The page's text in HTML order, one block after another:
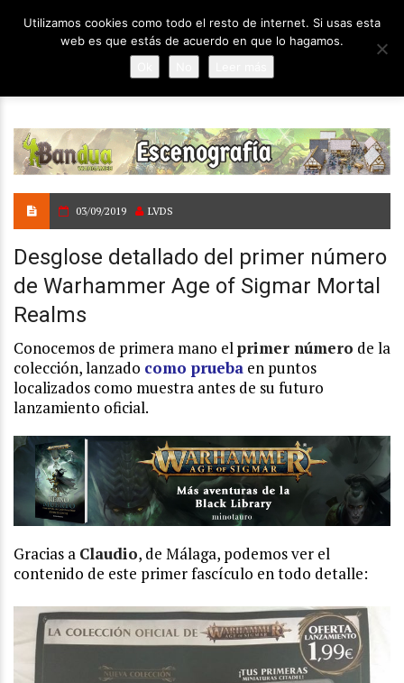
03/09/2019 LVDS
Desglose detallado del primer número
de Warhammer Age of Sigmar Mortal
Realms
Conocemos de primera mano elprimer número de la
colección, lanzado como prueba en puntos
localizados como muestra antes de su futuro
lanzamiento oficial.
Gracias a Claudio, de Málaga, podemos ver el
contenido de este primer fascículo en todo detalle:
Utilizamos cookies como todo el resto de internet. Si usas esta
web es que estás de acuerdo en que lo hagamos.